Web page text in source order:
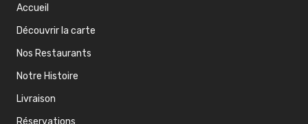
Accueil
Découvrir la carte
Nos Restaurants
Notre Histoire
Livraison
Réservations